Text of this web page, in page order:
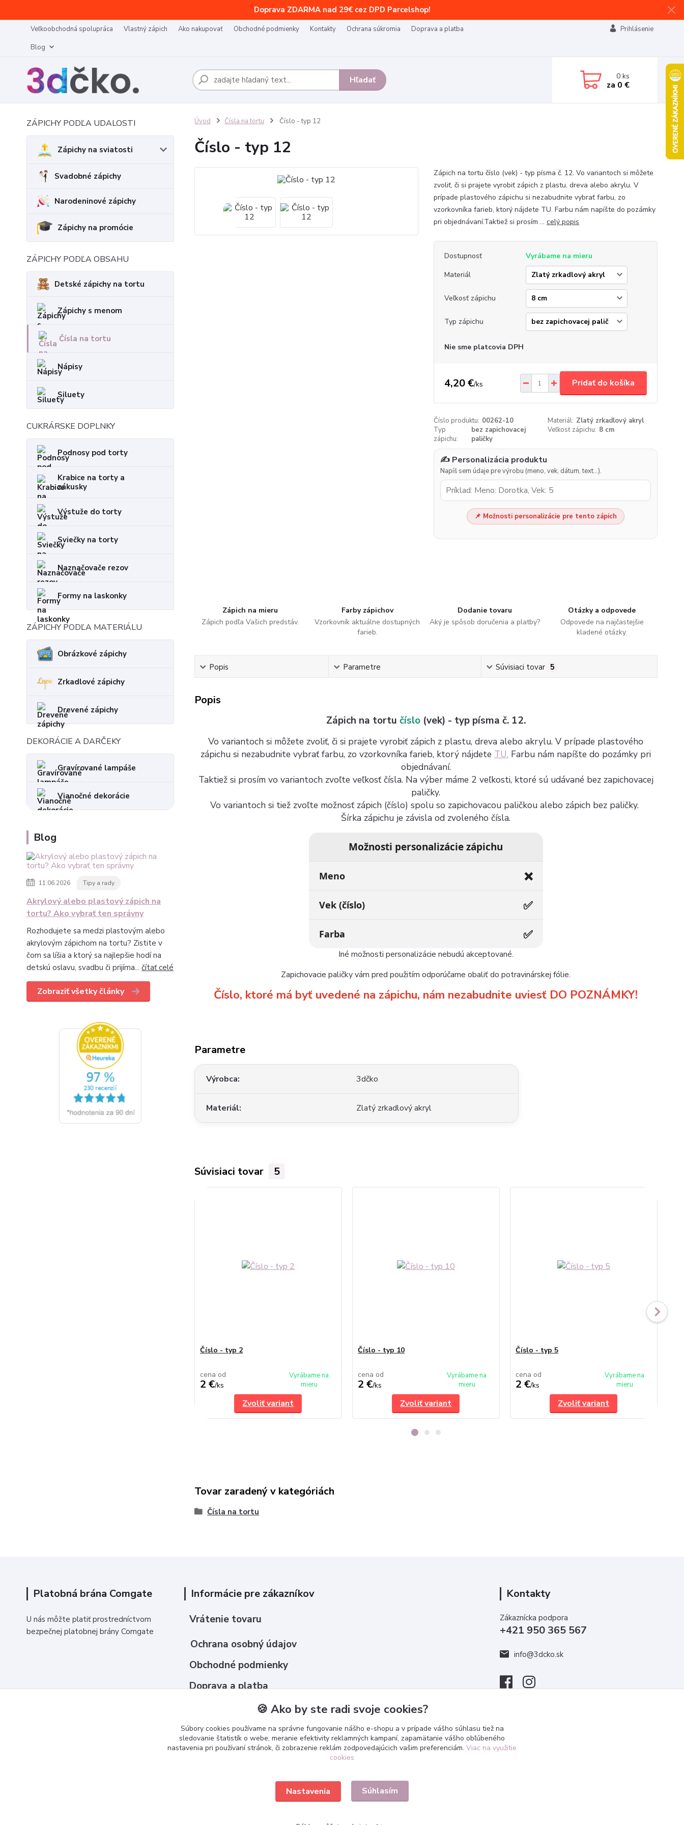
Doprava ZDARMA nad 29€ cez DPD Parcelshop!
Veľkoobchodná spolupráca Vlastný zápich Ako nakupovať Obchodné podmienky Kontakty Ochrana súkromia
Doprava a platba
Blog
Prihlásenie
Hľadať 0ks
za 0 €
ZÁPICHY PODĽA UDALOSTI
Zápichy na sviatosti
Svadobné zápichy
Narodeninové zápichy
Zápichy na promócie
ZÁPICHY PODĽA OBSAHU
Detské zápichy na tortu
Zápichy s menom
Čísla na tortu
Nápisy
Siluety
CUKRÁRSKE DOPLNKY
Podnosy pod torty
Krabice na torty a
zákusky
Výstuže do torty
Sviečky na torty
Naznačovače rezov
Formy na laskonky
ZÁPICHY PODĽA MATERIÁLU
Obrázkové zápichy
Zrkadlové zápichy
Drevené zápichy
DEKORÁCIE A DARČEKY
Gravírované lampáše
Vianočné dekorácie
Blog
11.06.2026 Tipy a rady
Akrylový alebo plastový zápich na
tortu? Ako vybrať ten správny
Rozhodujete sa medzi plastovým alebo
akrylovým zápichom na tortu? Zistite v
čom sa líšia a ktorý sa najlepšie hodí na
detskú oslavu, svadbu či prijíma... čítať celé
Zobraziť všetky články
Úvod Čísla na tortu Číslo - typ 12
Číslo - typ 12
Zápich na tortu číslo (vek) - typ písma č. 12. Vo variantoch si môžete
zvoliť, či si prajete vyrobiť zápich z plastu, dreva alebo akrylu. V
prípade plastového zápichu si nezabudnite vybrať farbu, zo
vzorkovníka farieb, ktorý nájdete TU. Farbu nám napíšte do pozámky
pri objednávaní.Taktiež si prosím ... celý popis
Dostupnosť
Vyrábame na mieru
Materiál
Veľkosť zápichu
Typ zápichu
Nie sme platcovia DPH
4,20 €/ks Pridať do košíka
Číslo produktu: 00262-10 Materiál: Zlatý zrkadlový akryl
Typ
zápichu:
bez zapichovacej
paličky
Veľkosť zápichu: 8 cm
✍️ Personalizácia produktu
Napíš sem údaje pre výrobu (meno, vek, dátum, text…).
📌 Možnosti personalizácie pre tento zápich
Zápich na mieru
Zápich podľa Vašich predstáv.
Farby zápichov
Vzorkovník aktuálne dostupných
farieb.
Dodanie tovaru
Aký je spôsob doručenia a platby?
Otázky a odpovede
Odpovede na najčastejšie
kladené otázky.
Popis Parametre Súvisiaci tovar 5
Popis
Zápich na tortu číslo (vek) - typ písma č. 12.
Vo variantoch si môžete zvoliť, či si prajete vyrobiť zápich z plastu, dreva alebo akrylu. V prípade plastového
zápichu si nezabudnite vybrať farbu, zo vzorkovníka farieb, ktorý nájdete TU. Farbu nám napíšte do pozámky pri
objednávaní.
Taktiež si prosím vo variantoch zvoľte veľkosť čísla. Na výber máme 2 veľkosti, ktoré sú udávané bez zapichovacej
paličky.
Vo variantoch si tiež zvoľte možnosť zápich (číslo) spolu so zapichovacou paličkou alebo zápich bez paličky.
Šírka zápichu je závisla od zvoleného čísla.
Možnosti personalizácie zápichu
Meno ❌
Vek (číslo) ✅
Farba ✅
Iné možnosti personalizácie nebudú akceptované.
Zapichovacie paličky vám pred použitím odporúčame obaliť do potravinárskej fólie.
Číslo, ktoré má byť uvedené na zápichu, nám nezabudnite uviesť DO POZNÁMKY!
Parametre
Výrobca 3dčko
Materiál Zlatý zrkadlový akryl
Súvisiaci tovar 5
Číslo - typ 2
cena od
2 €/ks
Vyrábame na
mieru
Zvoliť variant
Číslo - typ 10
cena od
2 €/ks
Vyrábame na
mieru
Zvoliť variant
Číslo - typ 5
cena od
2 €/ks
Vyrábame na
mieru
Zvoliť variant
Tovar zaradený v kategóriách
Čísla na tortu
Platobná brána Comgate
U nás môžte platiť prostredníctvom
bezpečnej platobnej brány Comgate
Informácie pre zákazníkov
Vrátenie tovaru
Ochrana osobný údajov
Obchodné podmienky
Doprava a platba
Ako nakupovať ?
Kontakt
Kontakty
Zákaznícka podpora
+421 950 365 567
info@3dcko.sk
🍪 Ako by ste radi svoje cookies?
Súbory cookies používame na správne fungovanie nášho e-shopu a v prípade vášho súhlasu tiež na
sledovanie štatistík o webe, meranie efektivity reklamných kampaní, zapamätanie vášho obľúbeného
nastavenia pri používaní stránok, či zobrazenie reklám zodpovedajúcich vašim preferenciám. Viac na využitie
cookies
Nastavenia Súhlasím